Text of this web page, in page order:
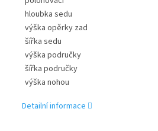
hloubka sedu
výška opěrky zad
šířka sedu
výška područky
šířka područky
výška nohou
Detailní informace